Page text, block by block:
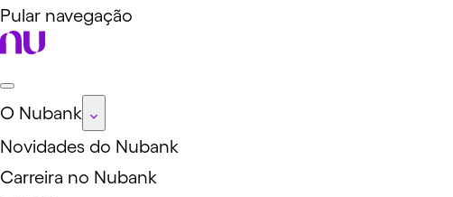
Pular navegação
O Nubank
Novidades do Nubank
Carreira no Nubank